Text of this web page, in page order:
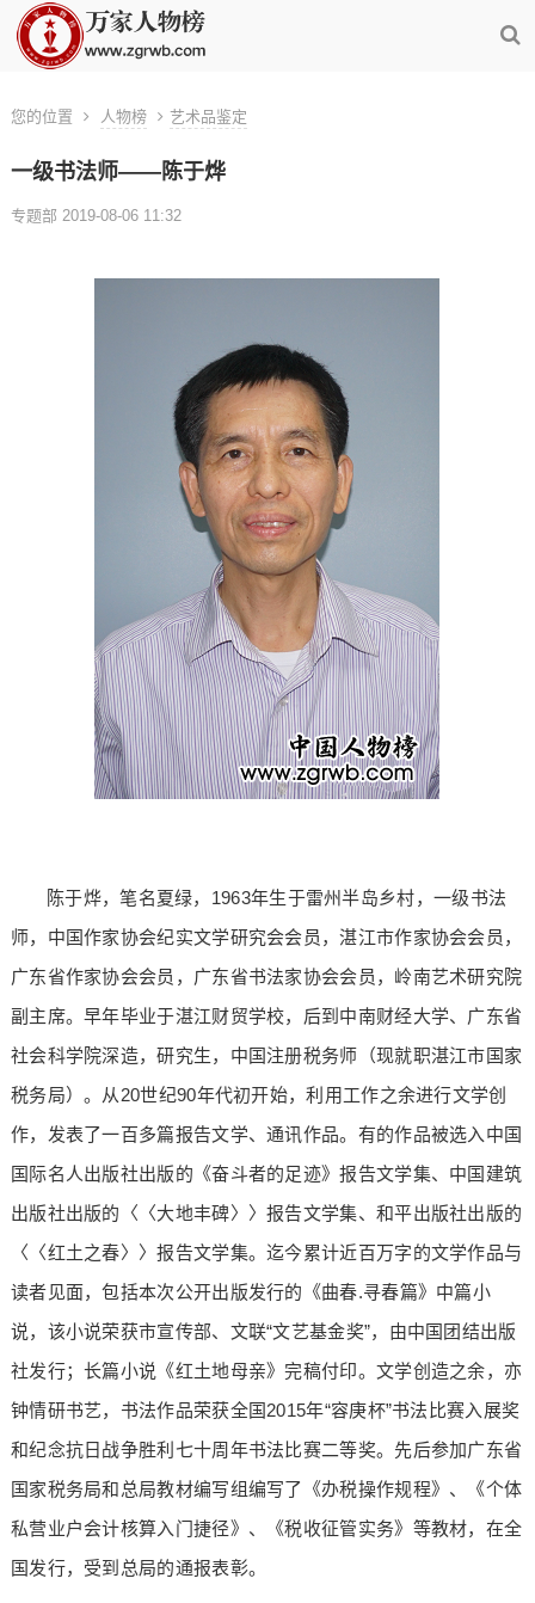
您的位置 人物榜 艺术品鉴定
一级书法师——陈于烨
专题部 2019-08-06 11:32
陈于烨，笔名夏绿，1963年生于雷州半岛乡村，一级书法
师，中国作家协会纪实文学研究会会员，湛江市作家协会会员，
广东省作家协会会员，广东省书法家协会会员，岭南艺术研究院
副主席。早年毕业于湛江财贸学校，后到中南财经大学、广东省
社会科学院深造，研究生，中国注册税务师（现就职湛江市国家
税务局）。从20世纪90年代初开始，利用工作之余进行文学创
作，发表了一百多篇报告文学、通讯作品。有的作品被选入中国
国际名人出版社出版的《奋斗者的足迹》报告文学集、中国建筑
出版社出版的〈〈大地丰碑〉〉报告文学集、和平出版社出版的
〈〈红土之春〉〉报告文学集。迄今累计近百万字的文学作品与
读者见面，包括本次公开出版发行的《曲春.寻春篇》中篇小
说，该小说荣获市宣传部、文联“文艺基金奖”，由中国团结出版
社发行；长篇小说《红土地母亲》完稿付印。文学创造之余，亦
钟情研书艺，书法作品荣获全国2015年“容庚杯”书法比赛入展奖
和纪念抗日战争胜利七十周年书法比赛二等奖。先后参加广东省
国家税务局和总局教材编写组编写了《办税操作规程》、《个体
私营业户会计核算入门捷径》、《税收征管实务》等教材，在全
国发行，受到总局的通报表彰。